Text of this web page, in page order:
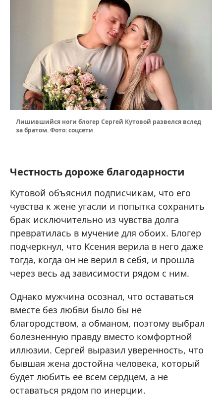
Лишившийся ноги блогер Сергей Кутовой развелся вслед
за братом. Фото: соцсети
Честность дороже благодарности
Кутовой объяснил подписчикам, что его
чувства к жене угасли и попытка сохранить
брак исключительно из чувства долга
превратилась в мучение для обоих. Блогер
подчеркнул, что Ксения верила в него даже
тогда, когда он не верил в себя, и прошла
через весь ад зависимости рядом с ним.
Однако мужчина осознал, что оставаться
вместе без любви было бы не
благородством, а обманом, поэтому выбрал
болезненную правду вместо комфортной
иллюзии. Сергей выразил уверенность, что
бывшая жена достойна человека, который
будет любить ее всем сердцем, а не
оставаться рядом по инерции.